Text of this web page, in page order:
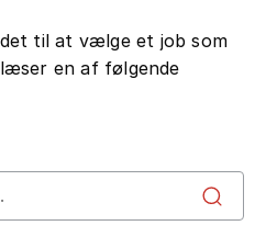
til at vælge et job som
en af følgende